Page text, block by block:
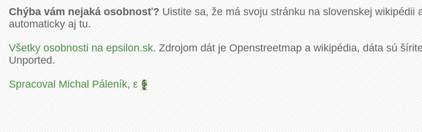
Chýba vám nejaká osobnosť?Uistite sa, že má svoju stránku na slovenskej wikipédii
automaticky aj tu.
Všetky osobnosti na epsilon.sk.Zdrojom dát je Openstreetmap a wikipédia, dáta sú
Unported.
Spracoval Michal Páleník,ε